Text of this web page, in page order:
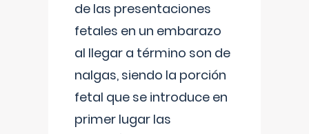
de las presentaciones
fetales en un embarazo
al llegar a término son de
nalgas, siendo la porción
fetal que se introduce en
primer lugar las